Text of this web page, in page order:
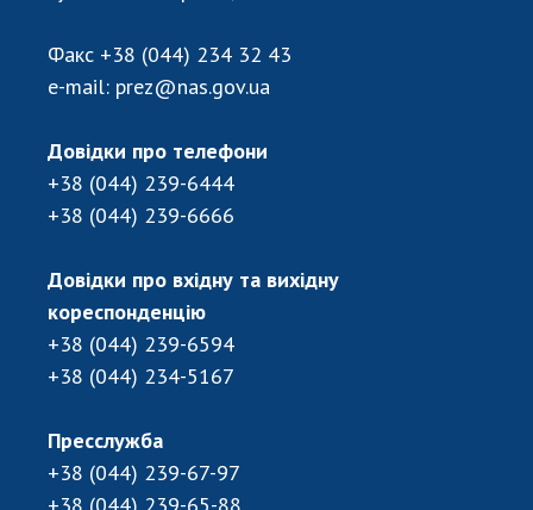
Факс +38 (044) 234 32 43
e-mail: prez@nas.gov.ua
Довідки про телефони
+38 (044) 239-6444
+38 (044) 239-6666
Довідки про вхідну та вихідну
кореспонденцію
+38 (044) 239-6594
+38 (044) 234-5167
Пресслужба
+38 (044) 239-67-97
+38 (044) 239-65-88